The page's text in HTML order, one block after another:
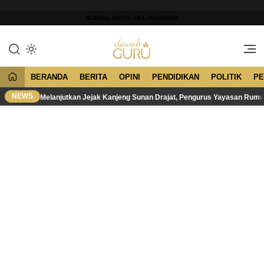
konten
Dawuh Guru
Merawat Tradisi, Membangun
BERANDA BERITA OPINI PENDIDIKAN POLITIK
NEWS Melanjutkan Jejak Kanjeng Sunan Drajat, Pengurus Yayasan